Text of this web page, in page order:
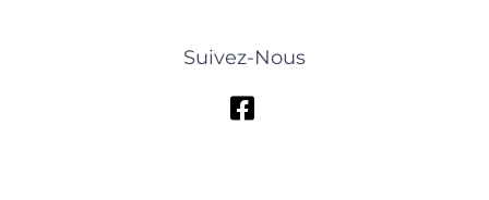
Suivez-Nous